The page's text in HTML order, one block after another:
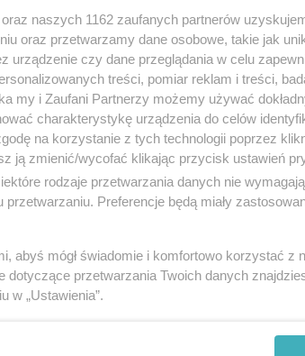
(12:11, 18:16, 20:12, 14:8)
7, Lendzioszek, Dąbkowski 16,
naszych 1162 zaufanych partnerów
oraz przetwarzamy dane osobowe, takie jak
urządzenie czy dane przeglądania w celu
treści, pomiar reklam i treści,
my i Zaufani Partnerzy możemy używać
charakterystykę urządzenia do celów
na korzystanie z tych technologii poprzez
ją zmienić/wycofać klikając przycisk ustawień
rodzaje przetwarzania danych nie
Preferencje będą miały
abyś mógł świadomie i komfortowo korzystać z
dotyczące przetwarzania Twoich danych
w „Ustawienia”.